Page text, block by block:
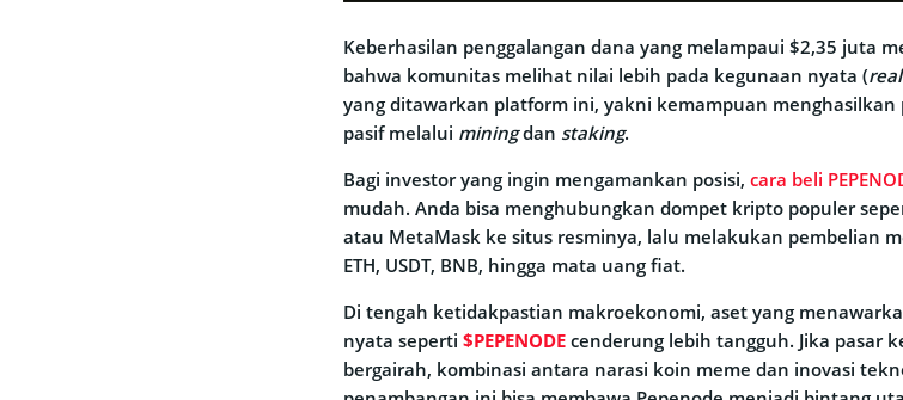
Keberhasilan penggalangan dana yang melampaui $2,35 juta
bahwa komunitas melihat nilai lebih pada kegunaan nyata (
yang ditawarkan platform ini, yakni kemampuan menghasilkan
pasif melalui miningdan staking.
Bagi investor yang ingin mengamankan posisi, cara beli
mudah. Anda bisa menghubungkan dompet kripto populer
atau MetaMask ke situs resminya, lalu melakukan pembelian
ETH, USDT, BNB, hingga mata uang fiat.
Di tengah ketidakpastian makroekonomi, aset yang
nyata seperti $PEPENODE cenderung lebih tangguh. Jika pasar
bergairah, kombinasi antara narasi koin meme dan inovasi